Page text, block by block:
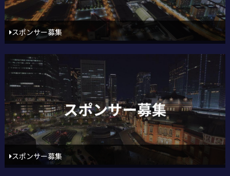
スポンサー募集
スポンサー募集